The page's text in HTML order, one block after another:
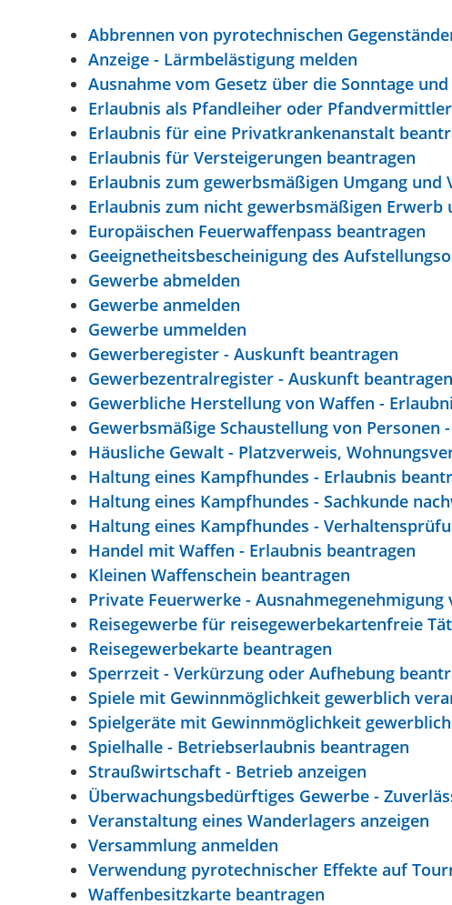
Abbrennen von pyrotechnischen
Anzeige - Lärmbelästigung melden
Ausnahme vom Gesetz über die Sonntage
Erlaubnis als Pfandleiher oder
Erlaubnis für eine Privatkrankenanstalt
Erlaubnis für Versteigerungen beantragen
Erlaubnis zum gewerbsmäßigen Umgang
Erlaubnis zum nicht gewerbsmäßigen
Europäischen Feuerwaffenpass beantragen
Geeignetheitsbescheinigung des
Gewerbe abmelden
Gewerbe anmelden
Gewerbe ummelden
Gewerberegister - Auskunft beantragen
Gewerbezentralregister - Auskunft beantragen
Gewerbliche Herstellung von Waffen -
Gewerbsmäßige Schaustellung von Personen
Häusliche Gewalt - Platzverweis,
Haltung eines Kampfhundes - Erlaubnis
Haltung eines Kampfhundes - Sachkunde
Haltung eines Kampfhundes -
Handel mit Waffen - Erlaubnis beantragen
Kleinen Waffenschein beantragen
Private Feuerwerke -
Reisegewerbe für reisegewerbekartenfreie
Reisegewerbekarte beantragen
Sperrzeit - Verkürzung oder Aufhebung
Spiele mit Gewinnmöglichkeit gewerblich
Spielgeräte mit Gewinnmöglichkeit
Spielhalle - Betriebserlaubnis beantragen
Straußwirtschaft - Betrieb anzeigen
Überwachungsbedürftiges Gewerbe -
Veranstaltung eines Wanderlagers anzeigen
Versammlung anmelden
Verwendung pyrotechnischer Effekte auf
Waffenbesitzkarte beantragen